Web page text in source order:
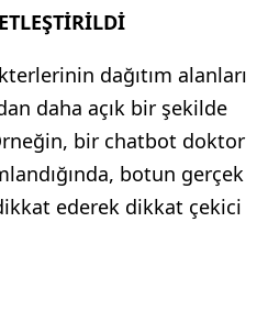
dağıtım alanları
daha açık bir şekilde
bir chatbot doktor
botun gerçek
ederek dikkat çekici